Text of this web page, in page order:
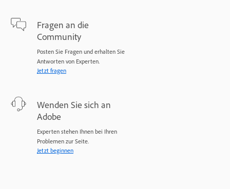
Fragen an die
Community
Posten Sie Fragen und erhalten Sie
Antworten von Experten.
Jetzt fragen
Wenden Sie sich an
Adobe
Experten stehen Ihnen bei Ihren
Problemen zur Seite.
Jetzt beginnen